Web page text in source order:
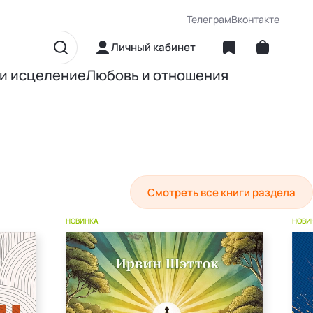
ТелеграмВконтакте
Личный кабинет
исцелениеЛюбовь и отношения
О детяхСмотреть все книги раздела
НОВИНКА